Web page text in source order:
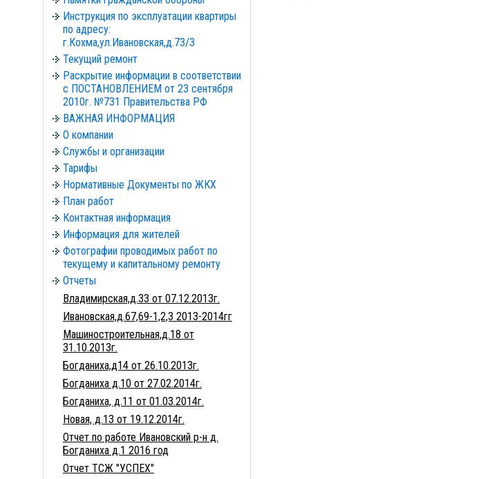
Инструкция по эксплуатации квартиры
по адресу:
г.Кохма,ул.Ивановская,д.73/3
Текущий ремонт
Раскрытие информации в соответствии
с ПОСТАНОВЛЕНИЕМ от 23 сентября
2010г. №731 Правительства РФ
ВАЖНАЯ ИНФОРМАЦИЯ
О компании
Службы и организации
Тарифы
Нормативные Документы по ЖКХ
План работ
Контактная информация
Информация для жителей
Фотографии проводимых работ по
текущему и капитальному ремонту
Отчеты
Владимирская,д.33 от 07.12.2013г.
Ивановская,д.67,69-1,2,3 2013-2014гг
Машиностроительная,д.18 от
31.10.2013г.
Богданиха,д14 от 26.10.2013г.
Богданиха д.10 от 27.02.2014г.
Богданиха, д.11 от 01.03.2014г.
Новая, д.13 от 19.12.2014г.
Отчет по работе Ивановский р-н д.
Богданиха д.1 2016 год
Отчет ТСЖ "УСПЕХ"